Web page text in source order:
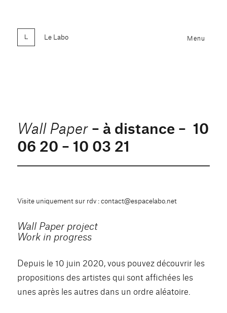
Le Labo Menu
Wall Paper – à distance – 10
06 20 – 10 03 21
Visite uniquement sur rdv : contact@espacelabo.net
Wall Paper project
Work in progress
Depuis le 10 juin 2020, vous pouvez découvrir les
propositions des artistes qui sont affichées les
unes après les autres dans un ordre aléatoire.